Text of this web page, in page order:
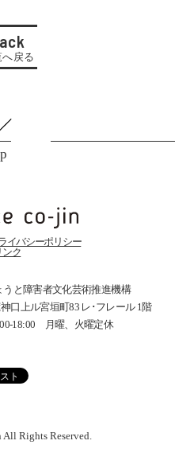
戻る
イバシーポリシー
ンク
と障害者文化芸術推進機構
口上ル宮垣町83 レ･フレール 1階
18:00 月曜、火曜定休
All Rights Reserved.